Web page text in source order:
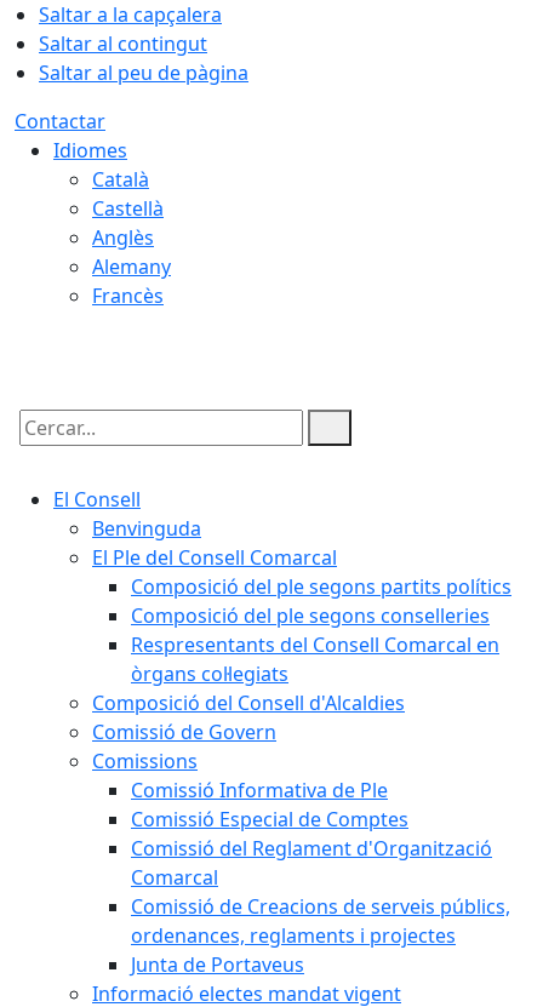
Saltar a la capçalera
Saltar al contingut
Saltar al peu de pàgina
Contactar
Idiomes
Català
Castellà
Anglès
Alemany
Francès
Cercar:
El Consell
Benvinguda
El Ple del Consell Comarcal
Composició del ple segons partits polítics
Composició del ple segons conselleries
Respresentants del Consell Comarcal en
òrgans col·legiats
Composició del Consell d'Alcaldies
Comissió de Govern
Comissions
Comissió Informativa de Ple
Comissió Especial de Comptes
Comissió del Reglament d'Organització
Comarcal
Comissió de Creacions de serveis públics,
ordenances, reglaments i projectes
Junta de Portaveus
Informació electes mandat vigent